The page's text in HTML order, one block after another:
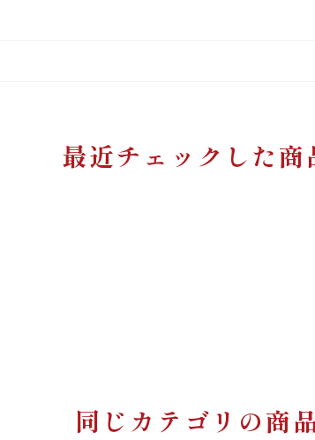
最近チェックした商
同じカテゴリの商